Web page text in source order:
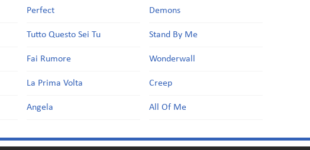
Perfect
Tutto Questo Sei Tu
Fai Rumore
La Prima Volta
Angela
Demons
Stand By Me
Wonderwall
Creep
All Of Me